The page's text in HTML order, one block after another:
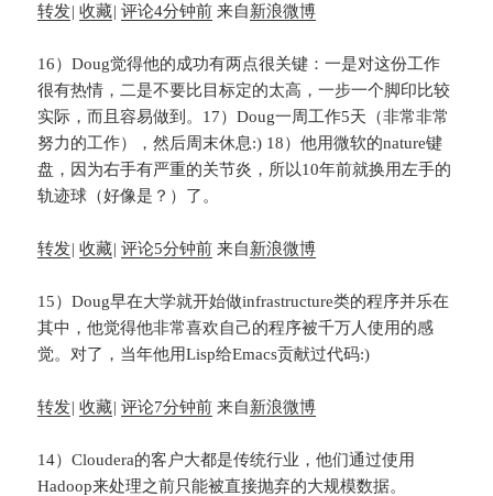
转发| 收藏| 评论4分钟前 来自新浪微博
16）Doug觉得他的成功有两点很关键：一是对这份工作
很有热情，二是不要比目标定的太高，一步一个脚印比较
实际，而且容易做到。17）Doug一周工作5天（非常非常
努力的工作），然后周末休息:) 18）他用微软的nature键
盘，因为右手有严重的关节炎，所以10年前就换用左手的
轨迹球（好像是？）了。
转发| 收藏| 评论5分钟前 来自新浪微博
15）Doug早在大学就开始做infrastructure类的程序并乐在
其中，他觉得他非常喜欢自己的程序被千万人使用的感
觉。对了，当年他用Lisp给Emacs贡献过代码:)
转发| 收藏| 评论7分钟前 来自新浪微博
14）Cloudera的客户大都是传统行业，他们通过使用
Hadoop来处理之前只能被直接抛弃的大规模数据。